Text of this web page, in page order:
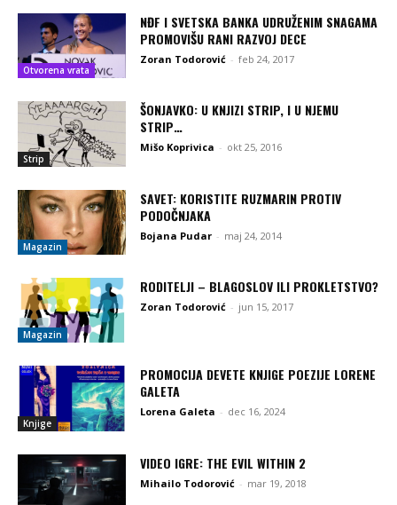
Otvorena vrata
NĐF I SVETSKA BANKA UDRUŽENIM SNAGAMA
PROMOVIŠU RANI RAZVOJ DECE
Zoran Todorović - feb 24, 2017
Strip
ŠONJAVKO: U KNJIZI STRIP, I U NJEMU
STRIP…
Mišo Koprivica - okt 25, 2016
Magazin
SAVET: KORISTITE RUZMARIN PROTIV
PODOČNJAKA
Bojana Pudar - maj 24, 2014
Magazin
RODITELJI – BLAGOSLOV ILI PROKLETSTVO?
Zoran Todorović - jun 15, 2017
Knjige
PROMOCIJA DEVETE KNJIGE POEZIJE LORENE
GALETA
Lorena Galeta - dec 16, 2024
VIDEO IGRE: THE EVIL WITHIN 2
Mihailo Todorović - mar 19, 2018